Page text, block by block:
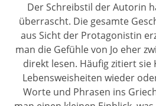
Der Schreibstil der Autorin
überrascht. Die gesamte
aus Sicht der Protagonistin
man die Gefühle von Jo eher
direkt lesen. Häufig zitiert sie
Lebensweisheiten wieder
Worte und Phrasen ins